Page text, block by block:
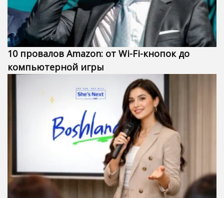
10 провалов Amazon: от Wi-Fi-кнопок до
компьютерной игры